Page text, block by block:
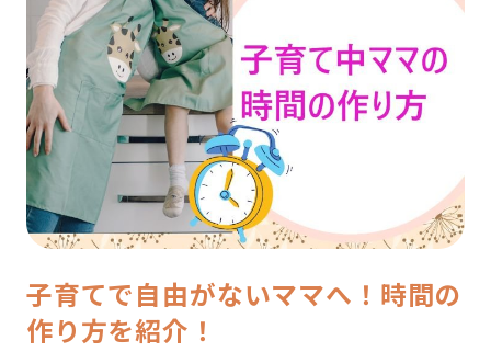
子育てで自由がないママへ！時間の
作り方を紹介！